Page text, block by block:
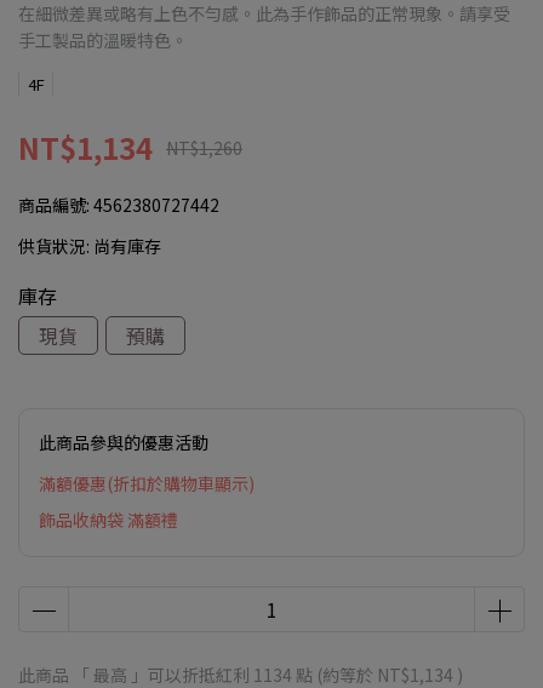
在細微差異或略有上色不勻感。此為手作飾品的正常現象。請享受
手工製品的溫暖特色。
4F
NT$1,134 NT$1,260
商品編號: 4562380727442
供貨狀況: 尚有庫存
庫存
現貨
預購
此商品參與的優惠活動
滿額優惠(折扣於購物車顯示)
飾品收納袋 滿額禮
此商品 「 最高 」可以折抵紅利 1134 點 (約等於 NT$1,134 )